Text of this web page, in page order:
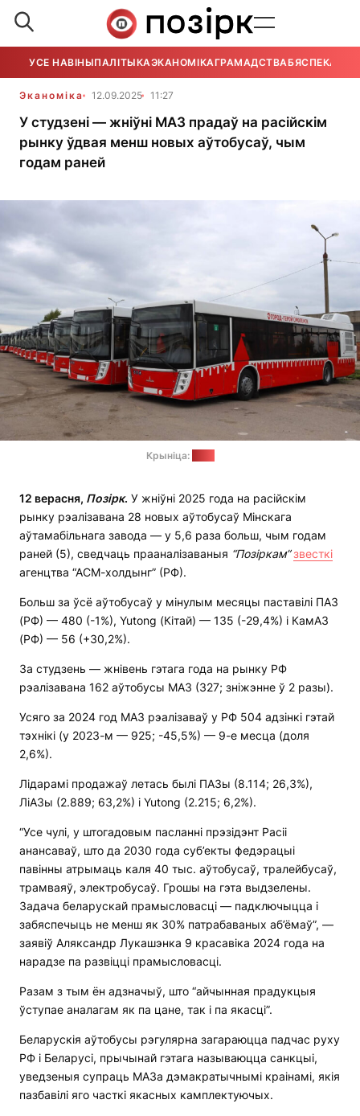
УСЕ НАВІНЫПАЛІТЫКАЭКАНОМІКАГРАМАДСТВАБЯСПЕКА
Эканоміка 12.09.2025 11:27
У студзені — жніўні МАЗ прадаў на расійскім
рынку ўдвая менш новых аўтобусаў, чым
годам раней
Крыніца:
12 верасня, Позірк. У жніўні 2025 года на расійскім
рынку рэалізавана 28 новых аўтобусаў Мінскага
аўтамабільнага завода — у 5,6 раза больш, чым годам
раней (5), сведчаць прааналізаваныя “Позіркам” звесткі
агенцтва “АСМ-холдынг” (РФ).
Больш за ўсё аўтобусаў у мінулым месяцы паставілі ПАЗ
(РФ) — 480 (-1%), Yutong (Кітай) — 135 (-29,4%) і КамАЗ
(РФ) — 56 (+30,2%).
За студзень — жнівень гэтага года на рынку РФ
рэалізавана 162 аўтобусы МАЗ (327; зніжэнне ў 2 разы).
Усяго за 2024 год МАЗ рэалізаваў у РФ 504 адзінкі гэтай
тэхнікі (у 2023-м — 925; -45,5%) — 9-е месца (доля
2,6%).
Лідарамі продажаў летась былі ПАЗы (8.114; 26,3%),
ЛіАЗы (2.889; 63,2%) і Yutong (2.215; 6,2%).
“Усе чулі, у штогадовым пасланні прэзідэнт Расіі
анансаваў, што да 2030 года суб’екты федэрацыі
павінны атрымаць каля 40 тыс. аўтобусаў, тралейбусаў,
трамваяў, электробусаў. Грошы на гэта выдзелены.
Задача беларускай прамысловасці — падключыцца і
забяспечыць не менш як 30% патрабаваных аб’ёмаў”, —
заявіў Аляксандр Лукашэнка 9 красавіка 2024 года на
нарадзе па развіцці прамысловасці.
Разам з тым ён адзначыў, што “айчынная прадукцыя
ўступае аналагам як па цане, так і па якасці”.
Беларускія аўтобусы рэгулярна загараюцца падчас руху
РФ і Беларусі, прычынай гэтага называюцца санкцыі,
уведзеныя супраць МАЗа дэмакратычнымі краінамі, якія
пазбавілі яго часткі якасных камплектуючых.